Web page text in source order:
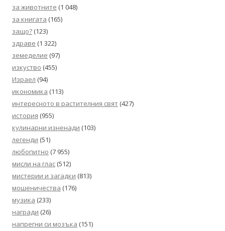
за животните (1 048)
за книгата (165)
защо? (123)
здраве (1 322)
земеделие (97)
изкуство (455)
Израел (94)
икономика (113)
интересното в растителния свят (427)
история (955)
кулинарни изненади (103)
легенди (51)
любопитно (7 955)
мисли на глас (512)
мистерии и загадки (813)
мошеничества (176)
музика (233)
награди (26)
напрегни си мозъка (151)